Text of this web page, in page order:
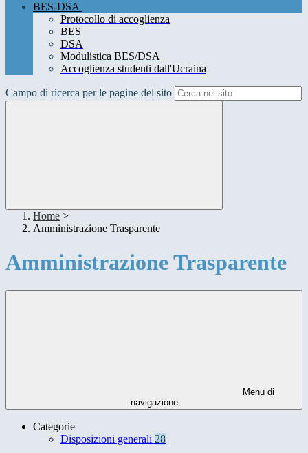
BES-DSA
Protocollo di accoglienza
BES
DSA
Modulistica BES/DSA
Accoglienza studenti dall'Ucraina
Campo di ricerca per le pagine del sito
Home >
Amministrazione Trasparente
Amministrazione Trasparente
Menu di
navigazione
Categorie
Disposizioni generali 28